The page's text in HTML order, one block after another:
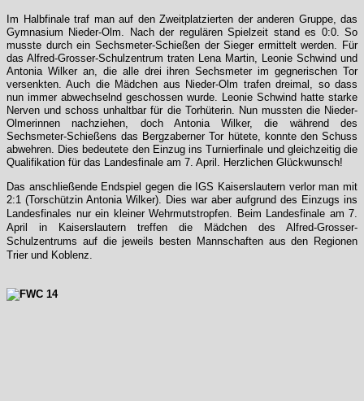
Im Halbfinale traf man auf den Zweitplatzierten der anderen Gruppe, das
Gymnasium Nieder-Olm. Nach der regulären Spielzeit stand es 0:0. So
musste durch ein Sechsmeter-Schießen der Sieger ermittelt werden. Für
das Alfred-Grosser-Schulzentrum traten Lena Martin, Leonie Schwind und
Antonia Wilker an, die alle drei ihren Sechsmeter im gegnerischen Tor
versenkten. Auch die Mädchen aus Nieder-Olm trafen dreimal, so dass
nun immer abwechselnd geschossen wurde. Leonie Schwind hatte starke
Nerven und schoss unhaltbar für die Torhüterin. Nun mussten die Nieder-
Olmerinnen nachziehen, doch Antonia Wilker, die während des
Sechsmeter-Schießens das Bergzaberner Tor hütete, konnte den Schuss
abwehren. Dies bedeutete den Einzug ins Turnierfinale und gleichzeitig die
Qualifikation für das Landesfinale am 7. April. Herzlichen Glückwunsch!
Das anschließende Endspiel gegen die IGS Kaiserslautern verlor man mit
2:1 (Torschützin Antonia Wilker). Dies war aber aufgrund des Einzugs ins
Landesfinales nur ein kleiner Wehrmutstropfen.
Beim Landesfinale am 7.
April in Kaiserslautern treffen die Mädchen des Alfred-Grosser-
Schulzentrums auf die jeweils besten Mannschaften aus den Regionen
Trier und Koblenz.